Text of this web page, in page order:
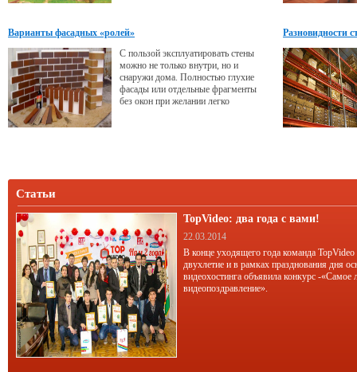
качественно возводить удобные
тёплые коттеджи в России. На
примере одной из её построек
рассмотрим основные моменты
Варианты фасадных «ролей»
С пользой эксплуатировать стены
можно не только внутри, но и
снаружи дома. Полностью глухие
фасады или отдельные фрагменты
без окон при желании легко
Разновидности
Статьи
TopVideo: два года с вами!
22.03.2014
В конце уходящего года команда TopVideo
двухлетие и в рамках празднования дня
видеохостинга объявила конкурс -«Самое
видеопоздравление».